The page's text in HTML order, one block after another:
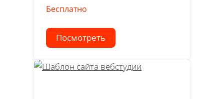
Бесплатно
Посмотреть